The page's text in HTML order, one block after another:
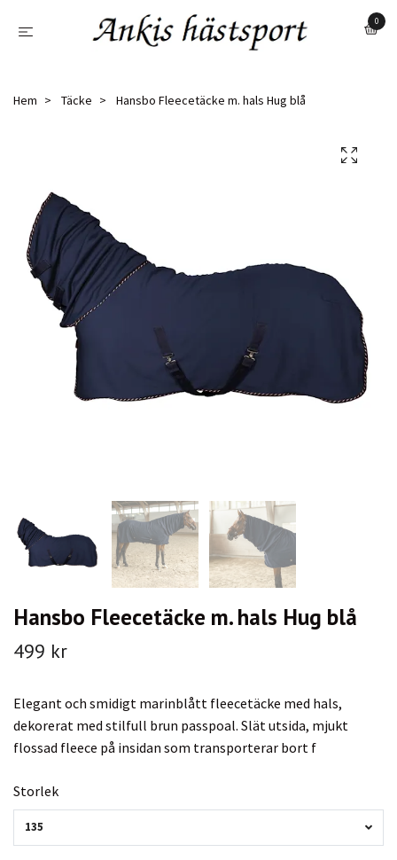
0
Hem Täcke Hansbo Fleecetäcke m. hals Hug blå
Hansbo Fleecetäcke m. hals Hug blå
499 kr
Elegant och smidigt marinblått fleecetäcke med hals,
dekorerat med stilfull brun passpoal. Slät utsida, mjukt
flossad fleece på insidan som transporterar bort f
Storlek
135